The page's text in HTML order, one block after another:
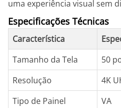
uma experiência visual sem
Especificações Técnicas
Característica
Tamanho da Tela
50
Resolução
4K
Tipo de Painel
VA